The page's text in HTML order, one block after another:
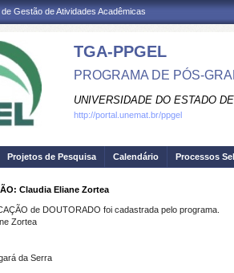
Gestão de Atividades Acadêmicas
TGA-PPGEL
PROGRAMA DE PÓS-
UNIVERSIDADE DO ESTADO
http://portal.unemat.br/ppgel
Projetos de Pesquisa Calendário Processos
Claudia Eliane Zortea
de DOUTORADO foi cadastrada pelo programa.
Zortea
da Serra